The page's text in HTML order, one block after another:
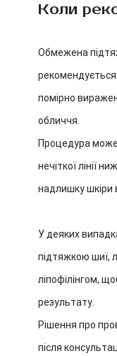
Коли
Обмежена
помірно
обличчя.
Процедура може
нечіткої лінії
надлишку шкіри в
У деяких
підтяжкою шиї,
ліпофілінгом,
результату.
Рішення про
після